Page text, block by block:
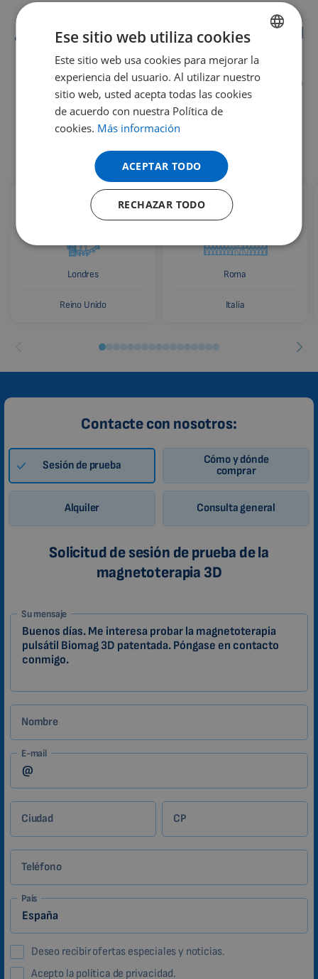
¿Dónde ayuda la magnetoterapia pulsátil
Biomag 3D?
Los dispositivos de la magnetoterapia pulsátil Biomag 3D
ayudan a personas de todo el mundo. Miles de usuarios
satisfechos y clínicas de renombre utilizan los
innovadores dispositivos Biomag para el cuidado de la
salud.
Londres
Reino Unido
Roma
Italia
Contacte con nosotros:
Sesión de prueba
Cómo y dónde
comprar
Alquiler Consulta general
Solicitud de sesión de prueba de la
magnetoterapia 3D
1-
ES
Zákazník
Su mensaje
Nombre
E-mail
Ciudad CP
Teléfono
País
Deseo recibir ofertas especiales y noticias.
Acepto la política de privacidad.
ENGLISH
DUTCH
GERMAN
SPANISH
FRENCH
CATALAN
MALAYSIAN
CHINESE (TRADITIONAL)
ROMANIAN
CZECH
Ese sitio web utiliza cookies
Este sitio web usa cookies para mejorar la
experiencia del usuario. Al utilizar nuestro
sitio web, usted acepta todas las cookies
de acuerdo con nuestra Política de
cookies. Más información
ACEPTAR TODO
RECHAZAR TODO